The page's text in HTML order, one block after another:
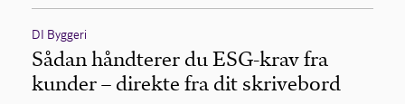
DI Byggeri
Sådan håndterer du ESG-krav fra
kunder – direkte fra dit skrivebord